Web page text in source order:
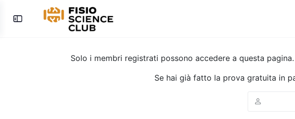
Toggle
Solo i membri registrati possono accedere a questa pagina.
Se hai già fatto la prova gratuita in